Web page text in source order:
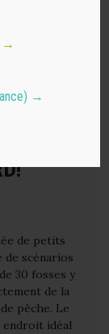
de petits
scénarios
30 fosses y
de la
pêche. Le
endroit idéal
→
→